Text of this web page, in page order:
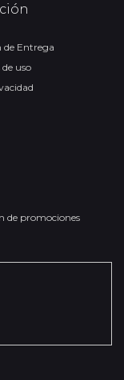
Entrega
uso
de promociones